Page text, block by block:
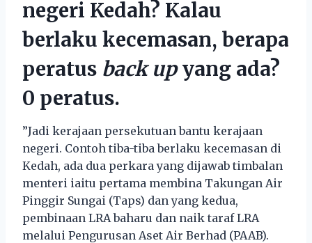
negeri Kedah? Kalau
berlaku kecemasan, berapa
peratus back upyang ada?
0 peratus.
”Jadi kerajaan persekutuan bantu kerajaan
negeri. Contoh tiba-tiba berlaku kecemasan di
Kedah, ada dua perkara yang dijawab timbalan
menteri iaitu pertama membina Takungan Air
Pinggir Sungai (Taps) dan yang kedua,
pembinaan LRA baharu dan naik taraf LRA
melalui Pengurusan Aset Air Berhad (PAAB).